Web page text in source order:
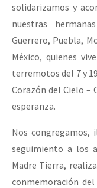
solidarizamos y
nuestras
Guerrero, Puebla,
México, quienes
terremotos del 7 y
Corazón del Cielo –
esperanza.
Nos congregamos,
seguimiento a los
Madre Tierra,
conmemoración